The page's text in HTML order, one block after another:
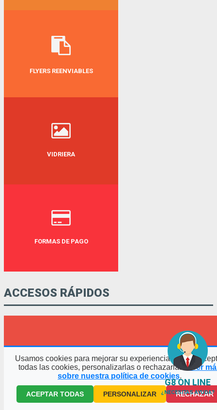
Usamos cookies para mejorar su experiencia. Puede
todas las cookies, personalizarlas o rechazarlas.Leer
sobre nuestra política de cookies.
ACEPTAR TODAS PERSONALIZAR RECHAZAR
FLYERS REENVIABLES
VIDRIERA
FORMAS DE PAGO
ACCESOS RÁPIDOS
G8 ON LINE
¿NECESITAS AYUDA?